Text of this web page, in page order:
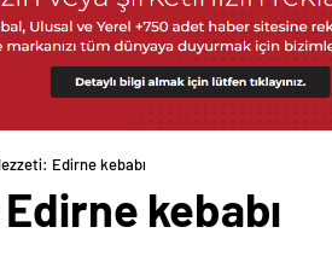
Edirne kebabı
kebabı